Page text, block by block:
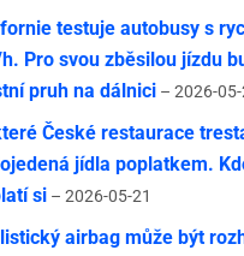
testuje autobusy s
Pro svou zběsilou jízdu
pruh na dálnici – 2026-05-
České restaurace
jídla poplatkem.
si – 2026-05-21
airbag může být